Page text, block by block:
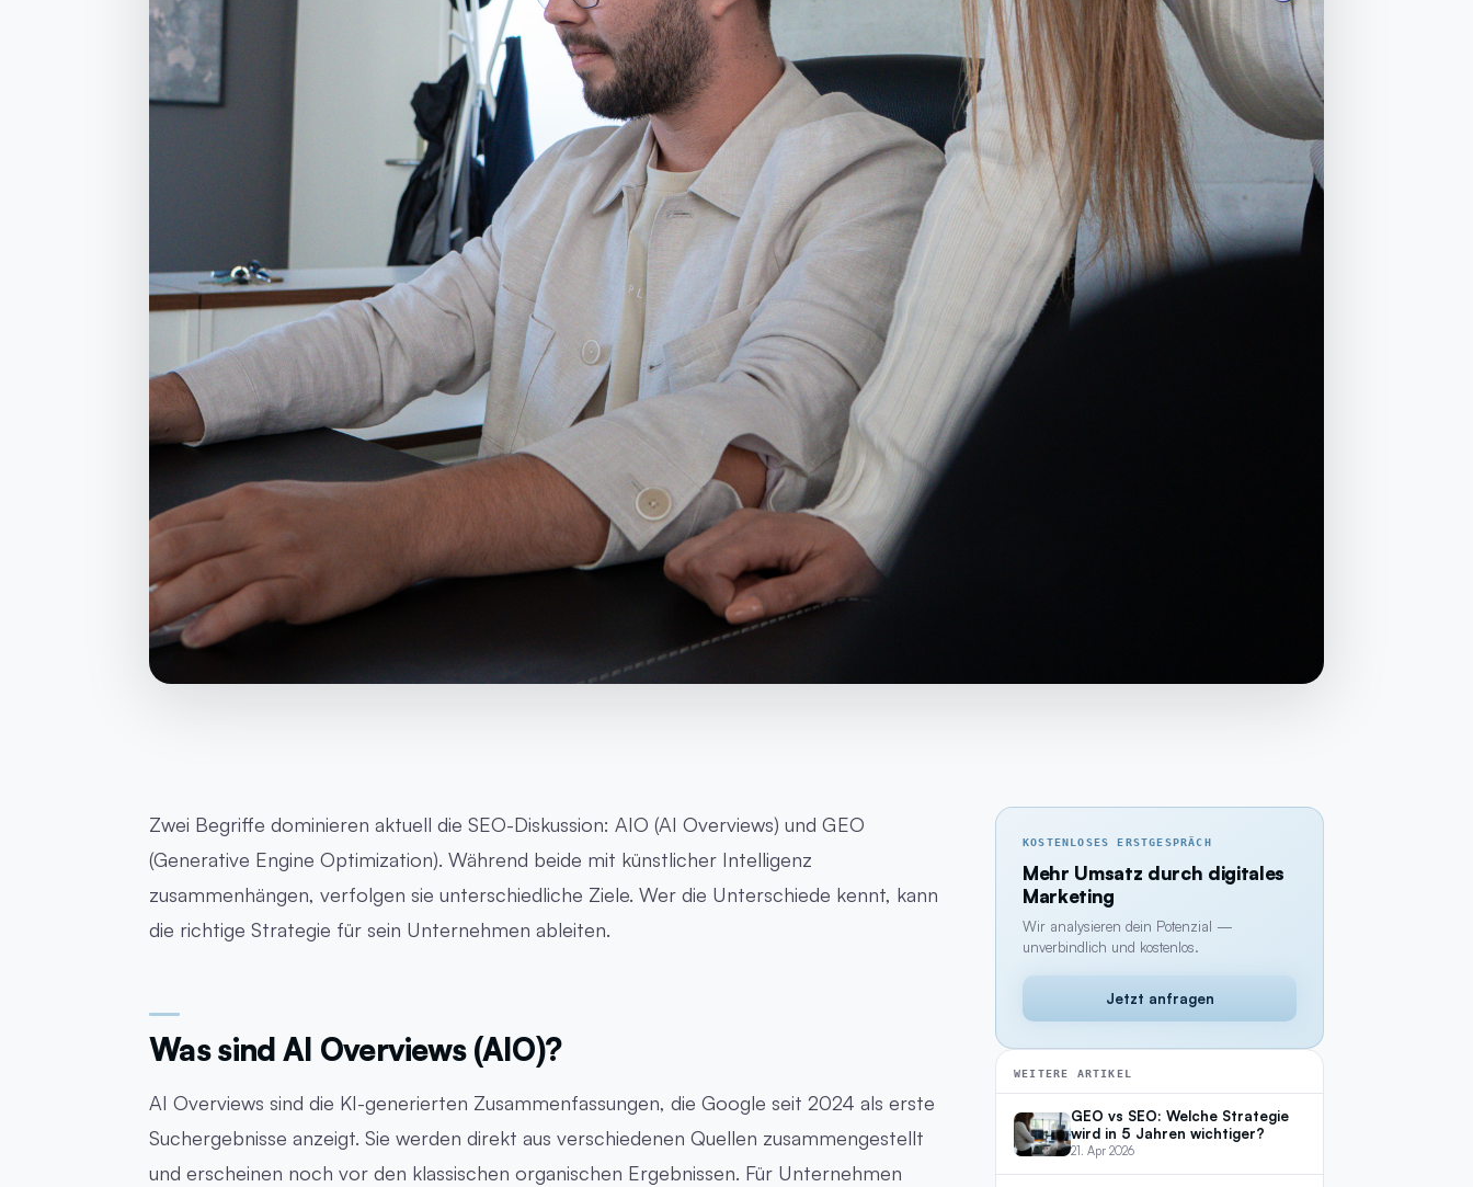
Zwei Begriffe dominieren aktuell die SEO-Diskussion: AIO (AI Overviews) und GEO
(Generative Engine Optimization). Während beide mit künstlicher Intelligenz
zusammenhängen, verfolgen sie unterschiedliche Ziele. Wer die Unterschiede kennt, kann
die richtige Strategie für sein Unternehmen ableiten.
Was sind AI Overviews (AIO)?
AI Overviews sind die KI-generierten Zusammenfassungen, die Google seit 2024 als erste
Suchergebnisse anzeigt. Sie werden direkt aus verschiedenen Quellen zusammengestellt
und erscheinen noch vor den klassischen organischen Ergebnissen. Für Unternehmen
KOSTENLOSES ERSTGESPRÄCH
Mehr Umsatz durch digitales
Marketing
Wir analysieren dein Potenzial —
unverbindlich und kostenlos.
Jetzt anfragen
WEITERE ARTIKEL
GEO vs SEO: Welche Strategie
wird in 5 Jahren wichtiger?
21. Apr 2026